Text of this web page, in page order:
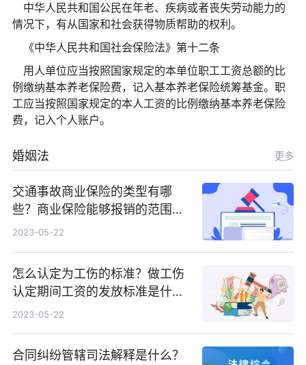
中华人民共和国公民在年老、疾病或者丧失劳动能力的
情况下，有从国家和社会获得物质帮助的权利。
《中华人民共和国社会保险法》第十二条
用人单位应当按照国家规定的本单位职工工资总额的比
例缴纳基本养老保险费，记入基本养老保险统筹基金。职
工应当按照国家规定的本人工资的比例缴纳基本养老保险
费，记入个人账户。
婚姻法 更多
交通事故商业保险的类型有哪
些？商业保险能够报销的范围是
根据具体的险种确定的吗？
2023-05-22
怎么认定为工伤的标准？做工伤
认定期间工资的发放标准是什
么？
2023-05-22
合同纠纷管辖司法解释是什么？